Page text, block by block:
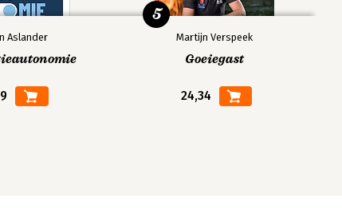
Aslander Martijn Verspeek
Goeiegast
24,34
5